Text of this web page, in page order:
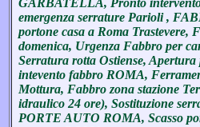
GARBATELLA, Pronto
emergenza serrature Parioli ,
portone casa a Roma Trastevere,
domenica, Urgenza Fabbro per
Serratura rotta Ostiense,
intevento fabbro ROMA,
Mottura, Fabbro zona stazione
idraulico 24 ore), Sostituzione
PORTE AUTO ROMA, Scasso